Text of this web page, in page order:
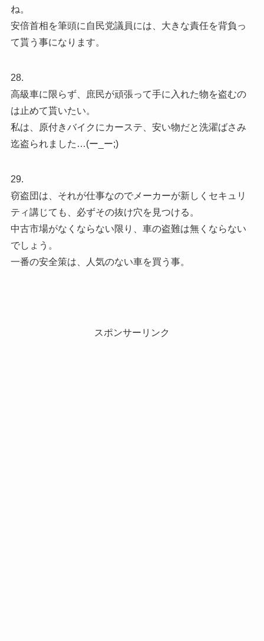
ね。
安倍首相を筆頭に自民党議員には、大きな責任を背負っ
て貰う事になります。
28.
高級車に限らず、庶民が頑張って手に入れた物を盗むの
は止めて貰いたい。
私は、原付きバイクにカーステ、安い物だと洗濯ばさみ
迄盗られました…(ー_ー;)
29.
窃盗団は、それが仕事なのでメーカーが新しくセキュリ
ティ講じても、必ずその抜け穴を見つける。
中古市場がなくならない限り、車の盗難は無くならない
でしょう。
一番の安全策は、人気のない車を買う事。
スポンサーリンク